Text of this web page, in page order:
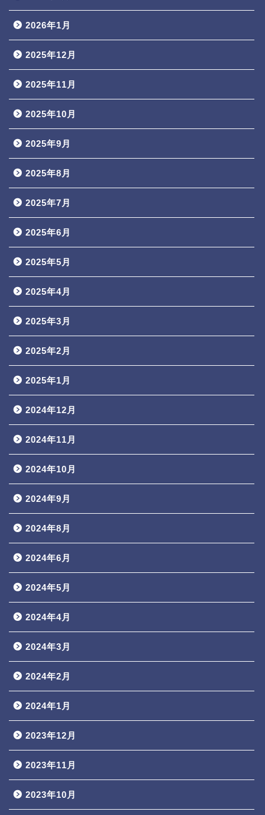
2026年1月
2025年12月
2025年11月
2025年10月
2025年9月
2025年8月
2025年7月
2025年6月
2025年5月
2025年4月
2025年3月
2025年2月
2025年1月
2024年12月
2024年11月
2024年10月
2024年9月
2024年8月
2024年6月
2024年5月
2024年4月
2024年3月
2024年2月
2024年1月
2023年12月
2023年11月
2023年10月